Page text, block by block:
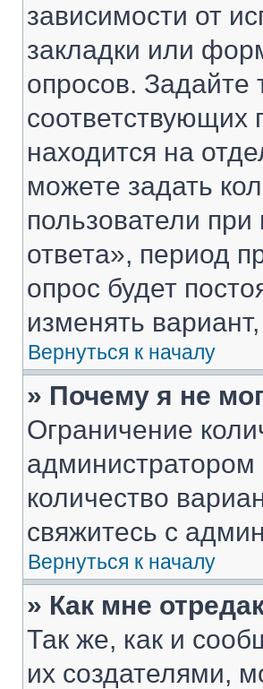
зависимости от
закладки или
опросов. Задайте
соответствующих
находится на
можете задать
пользователи
ответа», период
опрос будет
изменять
Вернуться к началу
» Почему я не
Ограничение
количество
свяжитесь с
Вернуться к началу
» Как мне
Так же, как и
их создателями,